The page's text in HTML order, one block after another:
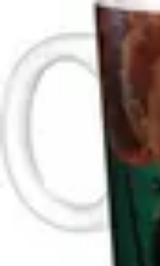
Rejoindre un Club
Gestion de
ClubsFormation d'Équipe
Club de Basket